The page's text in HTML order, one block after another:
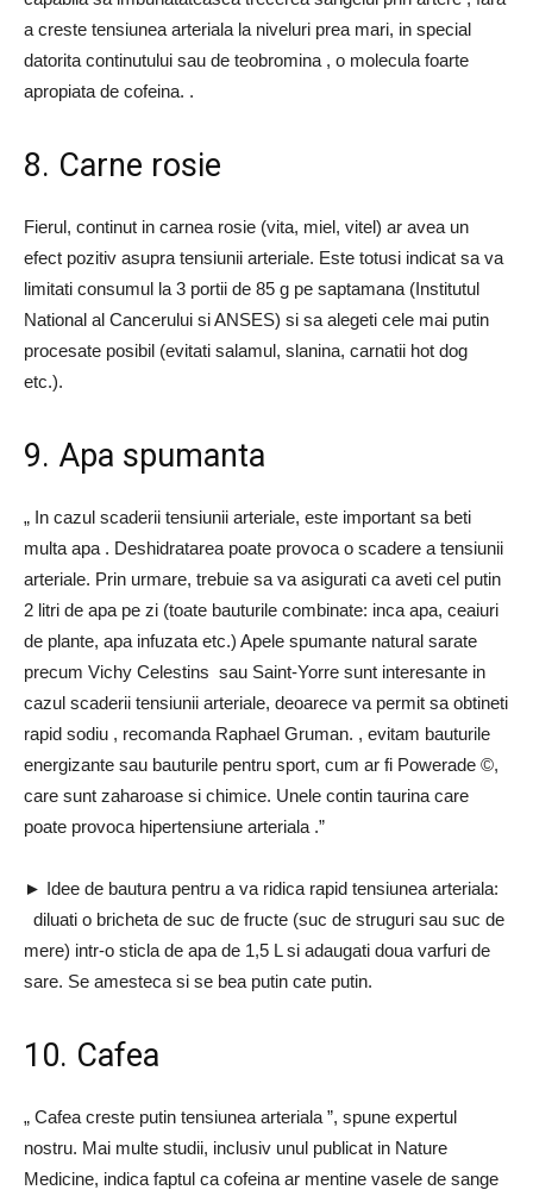
a creste tensiunea arteriala la niveluri prea mari, in special
datorita continutului sau de teobromina , o molecula foarte
apropiata de cofeina. .
8. Carne rosie
Fierul, continut in carnea rosie (vita, miel, vitel) ar avea un
efect pozitiv asupra tensiunii arteriale. Este totusi indicat sa va
limitati consumul la 3 portii de 85 g pe saptamana (Institutul
National al Cancerului si ANSES) si sa alegeti cele mai putin
procesate posibil (evitati salamul, slanina, carnatii hot dog
etc.).
9. Apa spumanta
„ In cazul scaderii tensiunii arteriale, este important sa beti
multa apa . Deshidratarea poate provoca o scadere a tensiunii
arteriale. Prin urmare, trebuie sa va asigurati ca aveti cel putin
2 litri de apa pe zi (toate bauturile combinate: inca apa, ceaiuri
de plante, apa infuzata etc.) Apele spumante natural sarate
precum Vichy Celestins sau Saint-Yorre sunt interesante in
cazul scaderii tensiunii arteriale, deoarece va permit sa obtineti
rapid sodiu , recomanda Raphael Gruman. , evitam bauturile
energizante sau bauturile pentru sport, cum ar fi Powerade ©,
care sunt zaharoase si chimice. Unele contin taurina care
poate provoca hipertensiune arteriala .”
► Idee de bautura pentru a va ridica rapid tensiunea arteriala:
diluati o bricheta de suc de fructe (suc de struguri sau suc de
mere) intr-o sticla de apa de 1,5 L si adaugati doua varfuri de
sare. Se amesteca si se bea putin cate putin.
10. Cafea
„ Cafea creste putin tensiunea arteriala ”, spune expertul
nostru. Mai multe studii, inclusiv unul publicat in Nature
Medicine, indica faptul ca cofeina ar mentine vasele de sange